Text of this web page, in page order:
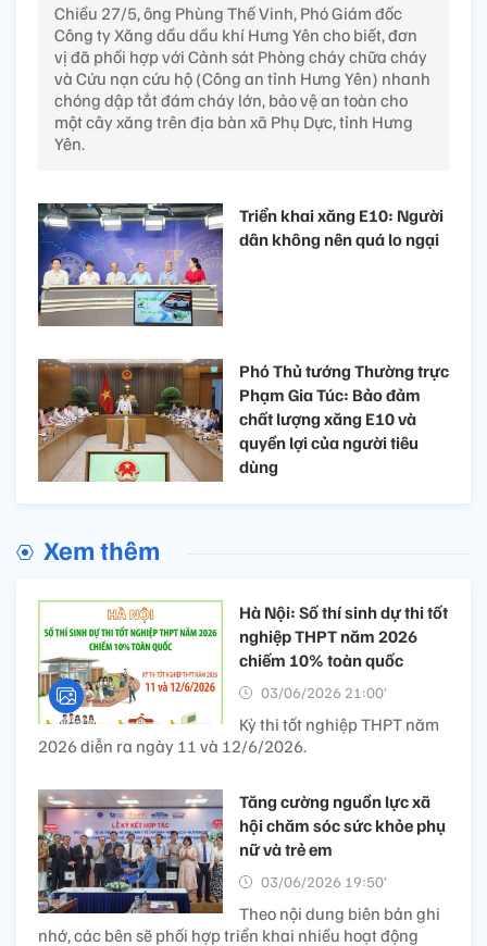
Chiều 27/5, ông Phùng Thế Vinh, Phó Giám đốc
Công ty Xăng dầu dầu khí Hưng Yên cho biết, đơn
vị đã phối hợp với Cảnh sát Phòng cháy chữa cháy
và Cứu nạn cứu hộ (Công an tỉnh Hưng Yên) nhanh
chóng dập tắt đám cháy lớn, bảo vệ an toàn cho
một cây xăng trên địa bàn xã Phụ Dực, tỉnh Hưng
Yên.
Triển khai xăng E10: Người
dân không nên quá lo ngại
Phó Thủ tướng Thường trực
Phạm Gia Túc: Bảo đảm
chất lượng xăng E10 và
quyền lợi của người tiêu
dùng
Xem thêm
Hà Nội: Số thí sinh dự thi tốt
nghiệp THPT năm 2026
chiếm 10% toàn quốc
03/06/2026 21:00’
Kỳ thi tốt nghiệp THPT năm
2026 diễn ra ngày 11 và 12/6/2026.
Tăng cường nguồn lực xã
hội chăm sóc sức khỏe phụ
nữ và trẻ em
03/06/2026 19:50’
Theo nội dung biên bản ghi
nhớ, các bên sẽ phối hợp triển khai nhiều hoạt động